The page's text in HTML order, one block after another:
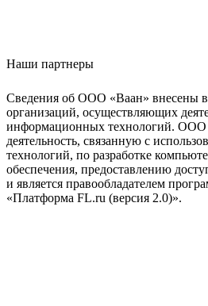
Наши партнеры
Сведения об ООО «Ваан» внесены в
организаций, осуществляющих
информационных технологий. ООО
деятельность, связанную с
технологий, по разработке
обеспечения, предоставлению
и является правообладателем
«Платформа FL.ru (версия 2.0)».